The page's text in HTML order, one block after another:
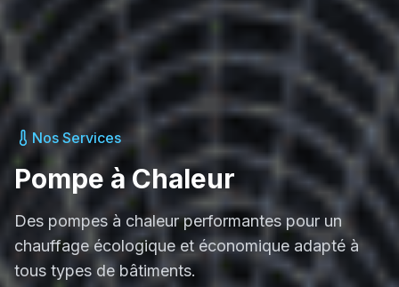
Nos Services
Pompe à Chaleur
Des pompes à chaleur performantes pour un
chauffage écologique et économique adapté à
tous types de bâtiments.